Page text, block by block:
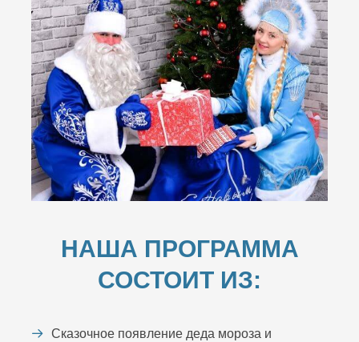
НАША ПРОГРАММА
СОСТОИТ ИЗ:
Сказочное появление деда мороза и